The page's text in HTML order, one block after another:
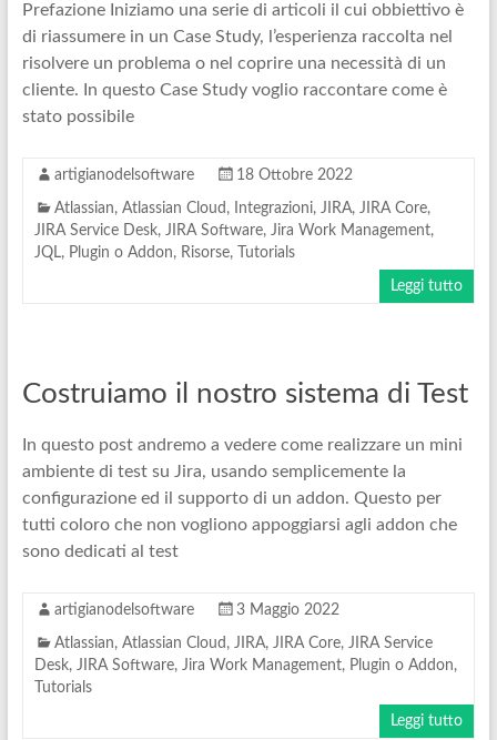
Prefazione Iniziamo una serie di articoli il cui obbiettivo è
di riassumere in un Case Study, l’esperienza raccolta nel
risolvere un problema o nel coprire una necessità di un
cliente. In questo Case Study voglio raccontare come è
stato possibile
artigianodelsoftware 18 Ottobre 2022
Atlassian, Atlassian Cloud , Integrazioni, JIRA, JIRA Core,
JIRA Service Desk, JIRA Software, Jira Work Management,
JQL, Plugin o Addon, Risorse, Tutorials
Leggi tutto
Costruiamo il nostro sistema di Test
In questo post andremo a vedere come realizzare un mini
ambiente di test su Jira, usando semplicemente la
configurazione ed il supporto di un addon. Questo per
tutti coloro che non vogliono appoggiarsi agli addon che
sono dedicati al test
artigianodelsoftware 3 Maggio 2022
Atlassian, Atlassian Cloud , JIRA, JIRA Core, JIRA Service
Desk, JIRA Software, Jira Work Management, Plugin o Addon,
Tutorials
Leggi tutto